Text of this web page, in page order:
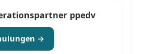
ppedv
→